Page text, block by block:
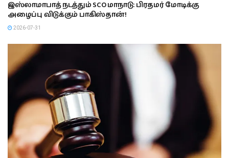
இஸ்லாமாபாத் நடத்தும் SCO மாநாடு: பிரதமர் மோடிக்கு
அழைப்பு விடுக்கும் பாகிஸ்தான்!
2026-07-31